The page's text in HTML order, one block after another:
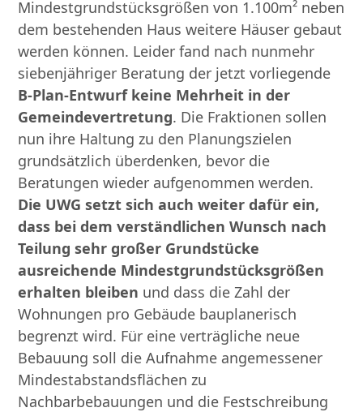
Mindestgrundstücksgrößen von 1.100m² neben
dem bestehenden Haus weitere Häuser gebaut
werden können. Leider fand nach nunmehr
siebenjähriger Beratung der jetzt vorliegende
B-Plan-Entwurf keine Mehrheit in der
Gemeindevertretung. Die Fraktionen sollen
nun ihre Haltung zu den Planungszielen
grundsätzlich überdenken, bevor die
Beratungen wieder aufgenommen werden.
Die UWG setzt sich auch weiter dafür ein,
dass bei dem verständlichen Wunsch nach
Teilung sehr großer Grundstücke
ausreichende Mindestgrundstücksgrößen
erhalten bleiben und dass die Zahl der
Wohnungen pro Gebäude bauplanerisch
begrenzt wird. Für eine verträgliche neue
Bebauung soll die Aufnahme angemessener
Mindestabstandsflächen zu
Nachbarbebauungen und die Festschreibung